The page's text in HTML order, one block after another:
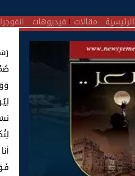
الرئيسية مقالات فيديوهات